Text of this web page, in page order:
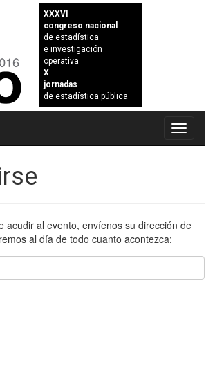
XXXVI
congreso nacional
de estadística
e investigación
operativa
X
jornadas
de estadística pública
Toggle
acudir al evento, envíenos su dirección de
al día de todo cuanto acontezca: